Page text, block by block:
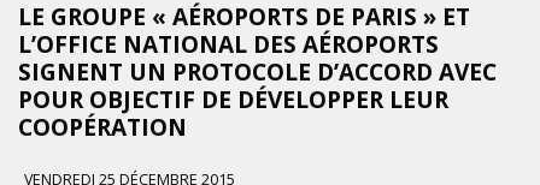
LE GROUPE « AÉROPORTS DE PARIS » ET
L’OFFICE NATIONAL DES AÉROPORTS
SIGNENT UN PROTOCOLE D’ACCORD AVEC
POUR OBJECTIF DE DÉVELOPPER LEUR
COOPÉRATION
VENDREDI 25 DÉCEMBRE 2015